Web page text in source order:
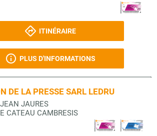
ITINÉRAIRE
PLUS D'INFORMATIONS
DE LA PRESSE SARL LEDRU
JAURES
CATEAU CAMBRESIS